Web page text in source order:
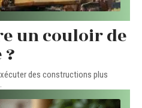
un couloir de
des constructions plus